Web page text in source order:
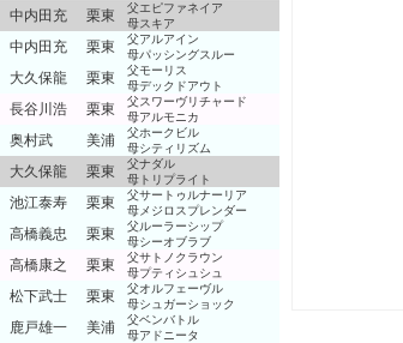
中内田充 栗東
父エピファネイア
母スキア
中内田充 栗東
父アルアイン
母パッシングスルー
大久保龍 栗東
父モーリス
母デックドアウト
長谷川浩 栗東
父スワーヴリチャード
母アルモニカ
奥村武 美浦
父ホークビル
母シティリズム
大久保龍 栗東
父ナダル
母トリプライト
池江泰寿 栗東
父サートゥルナーリア
母メジロスプレンダー
高橋義忠 栗東
父ルーラーシップ
母シーオブラブ
高橋康之 栗東
父サトノクラウン
母プティシュシュ
松下武士 栗東
父オルフェーヴル
母シュガーショック
鹿戸雄一 美浦
父ベンバトル
母アドニータ